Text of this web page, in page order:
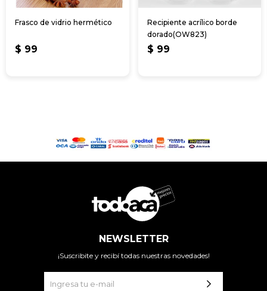
Frasco de vidrio hermético
$ 99
Recipiente acrílico borde
dorado(OW823)
$ 99
NEWSLETTER
¡Suscribite y recibí todas nuestras novedades!